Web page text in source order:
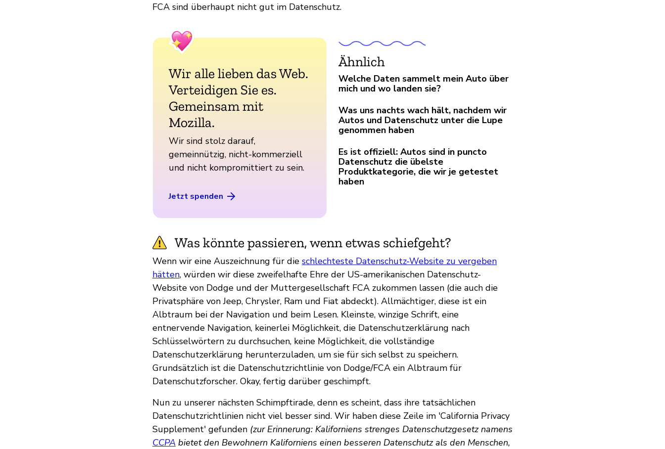
FCA sind überhaupt nicht gut im Datenschutz.
Wir alle lieben das Web.
Verteidigen Sie es.
Gemeinsam mit
Mozilla.
Wir sind stolz darauf,
gemeinnützig, nicht-kommerziell
und nicht kompromittiert zu sein.
Jetzt spenden
Ähnlich
Welche Daten sammelt mein Auto über
mich und wo landen sie?
Was uns nachts wach hält, nachdem wir
Autos und Datenschutz unter die Lupe
genommen haben
Es ist offiziell: Autos sind in puncto
Datenschutz die übelste
Produktkategorie, die wir je getestet
haben
Was könnte passieren, wenn etwas schiefgeht?
Wenn wir eine Auszeichnung für die schlechteste Datenschutz-Website zu vergeben
hätten, würden wir diese zweifelhafte Ehre der US-amerikanischen Datenschutz-
Website von Dodge und der Muttergesellschaft FCA zukommen lassen (die auch die
Privatsphäre von Jeep, Chrysler, Ram und Fiat abdeckt). Allmächtiger, diese ist ein
Albtraum bei der Navigation und beim Lesen. Kleinste, winzige Schrift, eine
entnervende Navigation, keinerlei Möglichkeit, die Datenschutzerklärung nach
Schlüsselwörtern zu durchsuchen, keine Möglichkeit, die vollständige
Datenschutzerklärung herunterzuladen, um sie für sich selbst zu speichern.
Grundsätzlich ist die Datenschutzrichtlinie von Dodge/FCA ein Albtraum für
Datenschutzforscher. Okay, fertig darüber geschimpft.
Nun zu unserer nächsten Schimpftirade, denn es scheint, dass ihre tatsächlichen
Datenschutzrichtlinien nicht viel besser sind. Wir haben diese Zeile im 'California Privacy
Supplement' gefunden (zur Erinnerung: Kaliforniens strenges Datenschutzgesetz namens
CCPA bietet den Bewohnern Kaliforniens einen besseren Datenschutz als den Menschen,